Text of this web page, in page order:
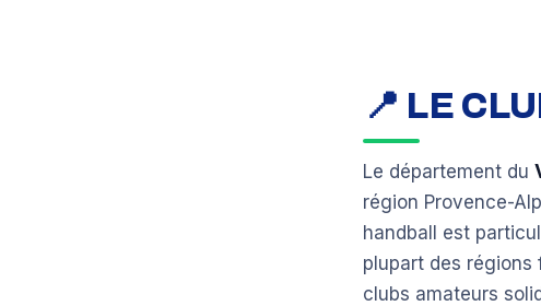
📍 LE
Le département du
région Provence-
handball est
plupart des
clubs amateurs